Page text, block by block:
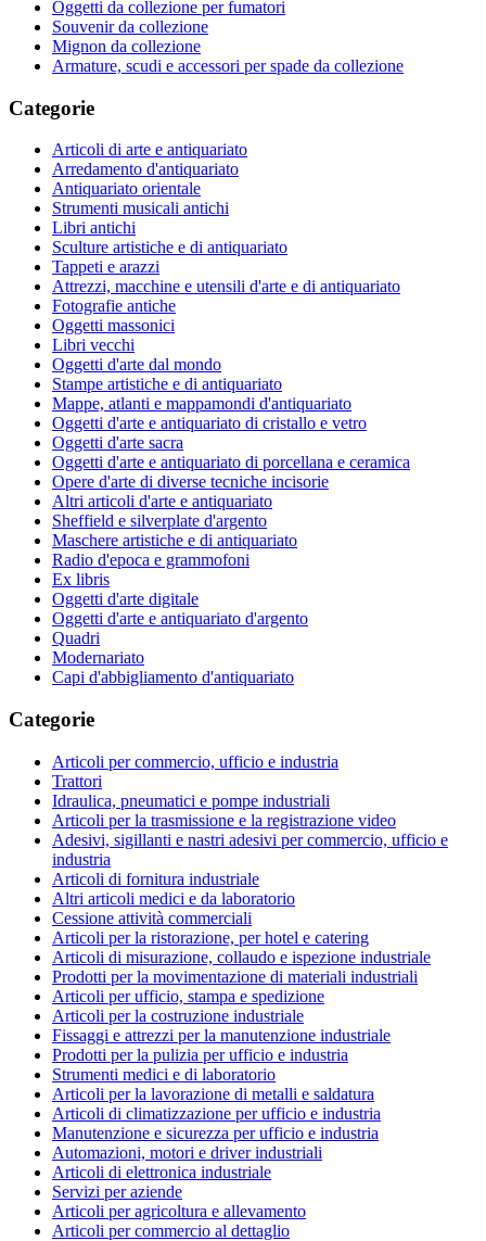
Oggetti da collezione per fumatori
Souvenir da collezione
Mignon da collezione
Armature, scudi e accessori per spade da collezione
Categorie
Articoli di arte e antiquariato
Arredamento d'antiquariato
Antiquariato orientale
Strumenti musicali antichi
Libri antichi
Sculture artistiche e di antiquariato
Tappeti e arazzi
Attrezzi, macchine e utensili d'arte e di antiquariato
Fotografie antiche
Oggetti massonici
Libri vecchi
Oggetti d'arte dal mondo
Stampe artistiche e di antiquariato
Mappe, atlanti e mappamondi d'antiquariato
Oggetti d'arte e antiquariato di cristallo e vetro
Oggetti d'arte sacra
Oggetti d'arte e antiquariato di porcellana e ceramica
Opere d'arte di diverse tecniche incisorie
Altri articoli d'arte e antiquariato
Sheffield e silverplate d'argento
Maschere artistiche e di antiquariato
Radio d'epoca e grammofoni
Ex libris
Oggetti d'arte digitale
Oggetti d'arte e antiquariato d'argento
Quadri
Modernariato
Capi d'abbigliamento d'antiquariato
Categorie
Articoli per commercio, ufficio e industria
Trattori
Idraulica, pneumatici e pompe industriali
Articoli per la trasmissione e la registrazione video
Adesivi, sigillanti e nastri adesivi per commercio, ufficio e
industria
Articoli di fornitura industriale
Altri articoli medici e da laboratorio
Cessione attività commerciali
Articoli per la ristorazione, per hotel e catering
Articoli di misurazione, collaudo e ispezione industriale
Prodotti per la movimentazione di materiali industriali
Articoli per ufficio, stampa e spedizione
Articoli per la costruzione industriale
Fissaggi e attrezzi per la manutenzione industriale
Prodotti per la pulizia per ufficio e industria
Strumenti medici e di laboratorio
Articoli per la lavorazione di metalli e saldatura
Articoli di climatizzazione per ufficio e industria
Manutenzione e sicurezza per ufficio e industria
Automazioni, motori e driver industriali
Articoli di elettronica industriale
Servizi per aziende
Articoli per agricoltura e allevamento
Articoli per commercio al dettaglio